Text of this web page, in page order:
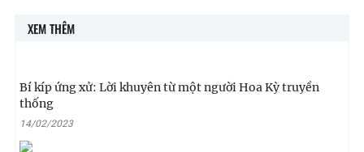
XEM THÊM
Bí kíp ứng xử: Lời khuyên từ một người Hoa Kỳ truyền
thống
14/02/2023